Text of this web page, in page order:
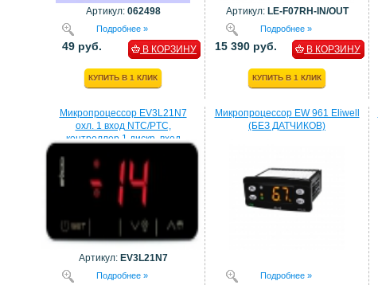
Артикул: 062498
Подробнее »
49 руб. В КОРЗИНУ
КУПИТЬ В 1 КЛИК
Артикул: LE-F07RH-IN/OUT
Подробнее »
15 390 руб. В КОРЗИНУ
КУПИТЬ В 1 КЛИК
Микропроцессор EV3L21N7
охл. 1 вход NTC/PTC,
контроллер 1 дискр. вход
Артикул: EV3L21N7
Подробнее »
Микропроцессор EW 961 Eliwell
(БЕЗ ДАТЧИКОВ)
Подробнее »